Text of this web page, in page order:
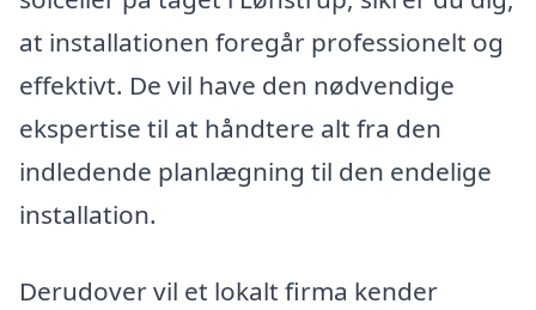
at installationen foregår professionelt og
effektivt. De vil have den nødvendige
ekspertise til at håndtere alt fra den
indledende planlægning til den endelige
installation.
Derudover vil et lokalt firma kender